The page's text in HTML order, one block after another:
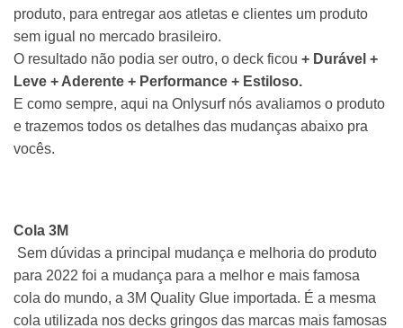
produto, para entregar aos atletas e clientes um produto
sem igual no mercado brasileiro.
O resultado não podia ser outro, o deck ficou + Durável +
Leve + Aderente + Performance + Estiloso.
E como sempre, aqui na Onlysurf nós avaliamos o produto
e trazemos todos os detalhes das mudanças abaixo pra
vocês.
Cola 3M
Sem dúvidas a principal mudança e melhoria do produto
para 2022 foi a mudança para a melhor e mais famosa
cola do mundo, a 3M Quality Glue importada. É a mesma
cola utilizada nos decks gringos das marcas mais famosas